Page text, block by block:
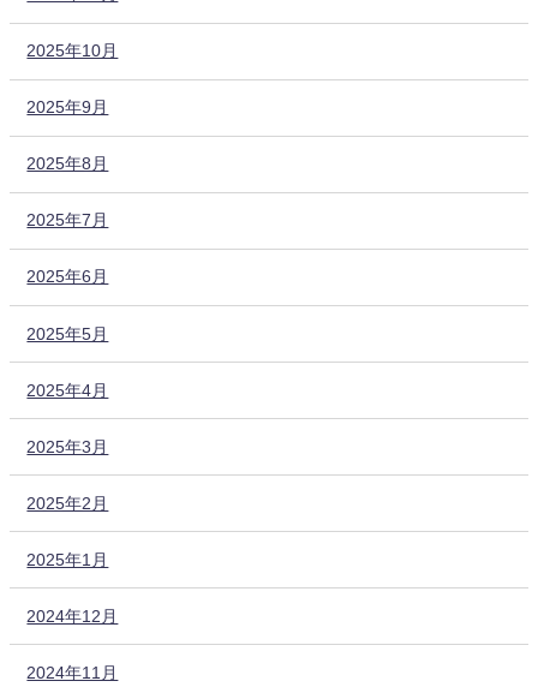
2025年10月
2025年9月
2025年8月
2025年7月
2025年6月
2025年5月
2025年4月
2025年3月
2025年2月
2025年1月
2024年12月
2024年11月